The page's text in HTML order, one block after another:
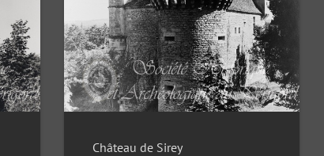
Château de Sirey